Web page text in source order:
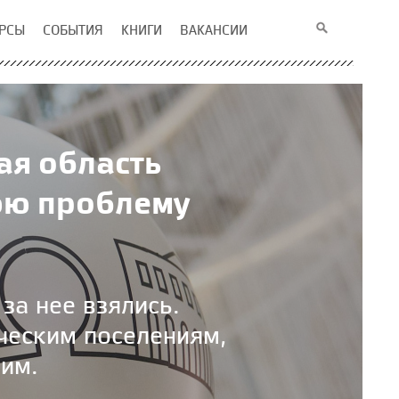
СОБЫТИЯ КНИГИ ВАКАНСИИ
область
проблему
нее взялись.
поселениям,